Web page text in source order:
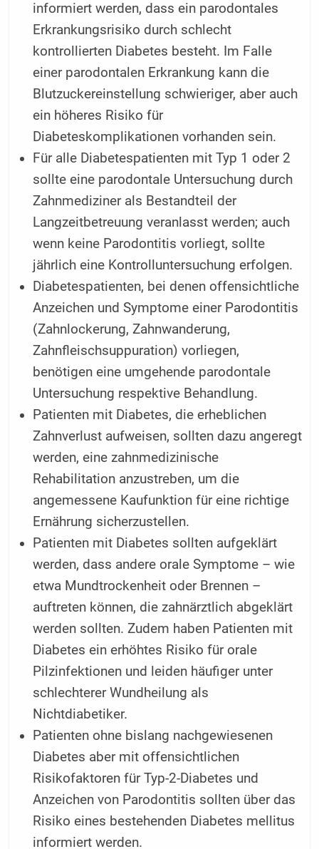
informiert werden, dass ein parodontales
Erkrankungsrisiko durch schlecht
kontrollierten Diabetes besteht. Im Falle
einer parodontalen Erkrankung kann die
Blutzuckereinstellung schwieriger, aber auch
ein höheres Risiko für
Diabeteskomplikationen vorhanden sein.
Für alle Diabetespatienten mit Typ 1 oder 2
sollte eine parodontale Untersuchung durch
Zahnmediziner als Bestandteil der
Langzeitbetreuung veranlasst werden; auch
wenn keine Parodontitis vorliegt, sollte
jährlich eine Kontrolluntersuchung erfolgen.
Diabetespatienten, bei denen offensichtliche
Anzeichen und Symptome einer Parodontitis
(Zahnlockerung, Zahnwanderung,
Zahnfleischsuppuration) vorliegen,
benötigen eine umgehende parodontale
Untersuchung respektive Behandlung.
Patienten mit Diabetes, die erheblichen
Zahnverlust aufweisen, sollten dazu angeregt
werden, eine zahnmedizinische
Rehabilitation anzustreben, um die
angemessene Kaufunktion für eine richtige
Ernährung sicherzustellen.
Patienten mit Diabetes sollten aufgeklärt
werden, dass andere orale Symptome – wie
etwa Mundtrockenheit oder Brennen –
auftreten können, die zahnärztlich abgeklärt
werden sollten. Zudem haben Patienten mit
Diabetes ein erhöhtes Risiko für orale
Pilzinfektionen und leiden häufiger unter
schlechterer Wundheilung als
Nichtdiabetiker.
Patienten ohne bislang nachgewiesenen
Diabetes aber mit offensichtlichen
Risikofaktoren für Typ-2-Diabetes und
Anzeichen von Parodontitis sollten über das
Risiko eines bestehenden Diabetes mellitus
informiert werden.